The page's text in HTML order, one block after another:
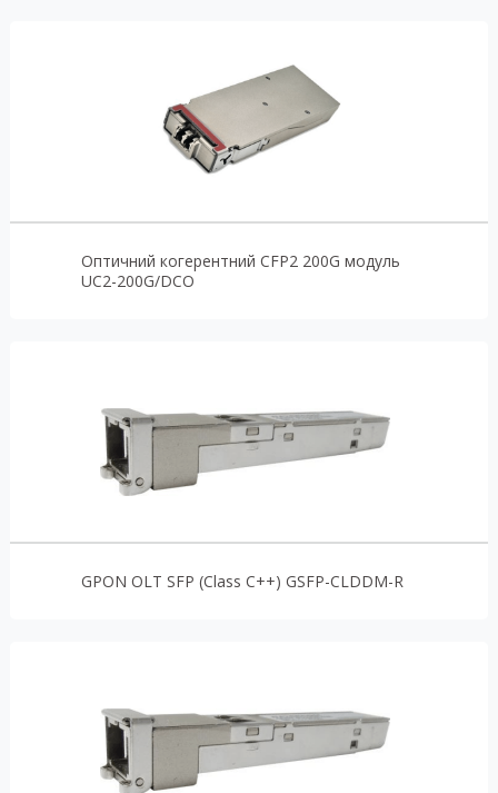
Оптичний когерентний CFP2 200G модуль
UC2-200G/DCO
GPON OLT SFP (Class C++) GSFP-CLDDM-R